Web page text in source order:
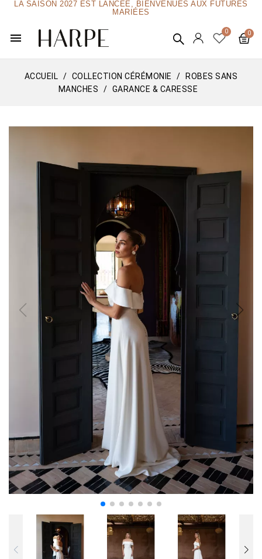
LA SAISON 2027 EST LANCÉE, BIENVENUES AUX FUTURES
MARIÉES
menu
ACCUEIL COLLECTION CÉRÉMONIE
ROBES SANS
MANCHES
GARANCE & CARESSE